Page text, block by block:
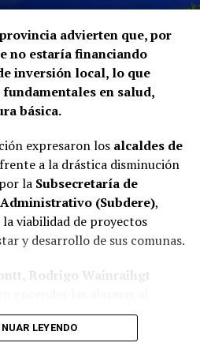
advierten que, por
no estaría financiando
inversión local, lo que
en salud,
básica.
expresaron los alcaldes de
a la drástica disminución
la Subsecretaría de
(Subdere),
viabilidad de proyectos
y desarrollo de sus comunas.
Rodrigo Wainraihgt
la Subdere no cuenta con
del Programa de
LEYENDO